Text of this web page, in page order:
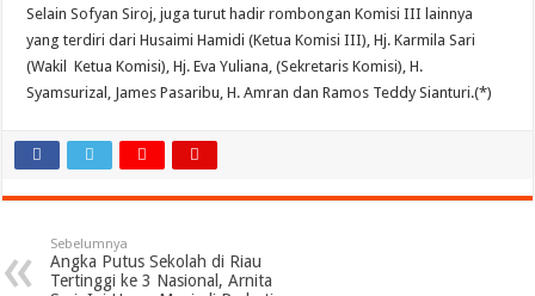
Selain Sofyan Siroj, juga turut hadir rombongan Komisi III lainnya
yang terdiri dari Husaimi Hamidi (Ketua Komisi III), Hj. Karmila Sari
(Wakil Ketua Komisi), Hj. Eva Yuliana, (Sekretaris Komisi), H.
Syamsurizal, James Pasaribu, H. Amran dan Ramos Teddy Sianturi.(*)
Sebelumnya
Angka Putus Sekolah di Riau
Tertinggi ke 3 Nasional, Arnita